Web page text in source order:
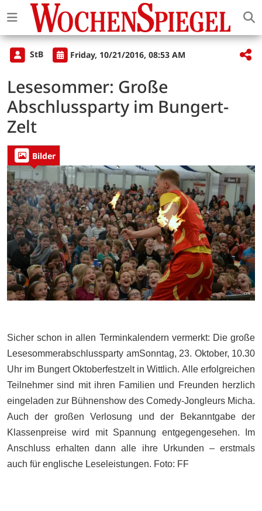
StB Friday, 10/21/2016, 08:53 AM
Lesesommer: Große
Abschlussparty im Bungert-
Zelt
Bilder
Sicher schon in allen Terminkalendern vermerkt: Die große
Lesesommerabschlussparty amSonntag, 23. Oktober, 10.30
Uhr im Bungert Oktoberfestzelt in Wittlich. Alle erfolgreichen
Teilnehmer sind mit ihren Familien und Freunden herzlich
eingeladen zur Bühnenshow des Comedy-Jongleurs Micha.
Auch der großen Verlosung und der Bekanntgabe der
Klassenpreise wird mit Spannung entgegengesehen. Im
Anschluss erhalten dann alle ihre Urkunden – erstmals
auch für englische Leseleistungen. Foto: FF